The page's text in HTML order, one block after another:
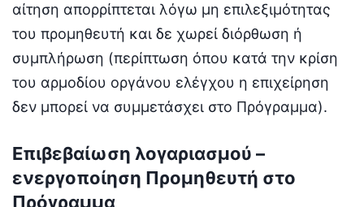
αίτηση απορρίπτεται λόγω μη επιλεξιμότητας
του προμηθευτή και δε χωρεί διόρθωση ή
συμπλήρωση (περίπτωση όπου κατά την κρίση
του αρμοδίου οργάνου ελέγχου η επιχείρηση
δεν μπορεί να συμμετάσχει στο Πρόγραμμα).
Επιβεβαίωση λογαριασμού –
ενεργοποίηση Προμηθευτή στο
Πρόγραμμα